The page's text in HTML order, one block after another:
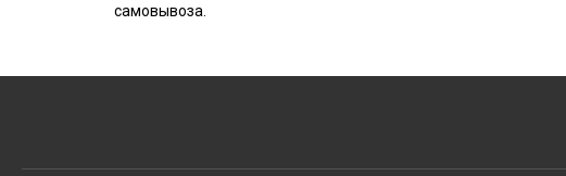
самовывоза.